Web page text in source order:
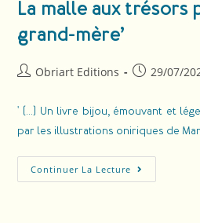
La malle aux trésors
grand-mère’
Obriart Editions 29/07/
' (...) Un livre bijou, émouvant et
par les illustrations oniriques de
Continuer La Lecture